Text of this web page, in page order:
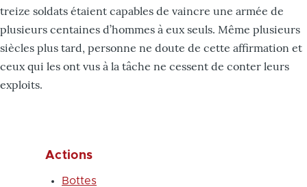
treize soldats étaient capables de vaincre une armée de
plusieurs centaines d’hommes à eux seuls. Même plusieurs
siècles plus tard, personne ne doute de cette affirmation et
ceux qui les ont vus à la tâche ne cessent de conter leurs
exploits.
Actions
Bottes